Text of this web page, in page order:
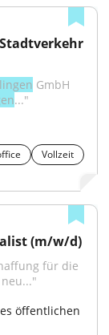
GmbH
..."
Vollzeit
(m/w/d)
für die
öffentlichen